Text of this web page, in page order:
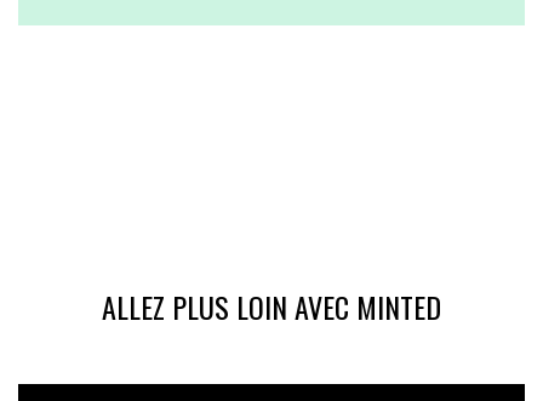
ALLEZ PLUS LOIN AVEC MINTED